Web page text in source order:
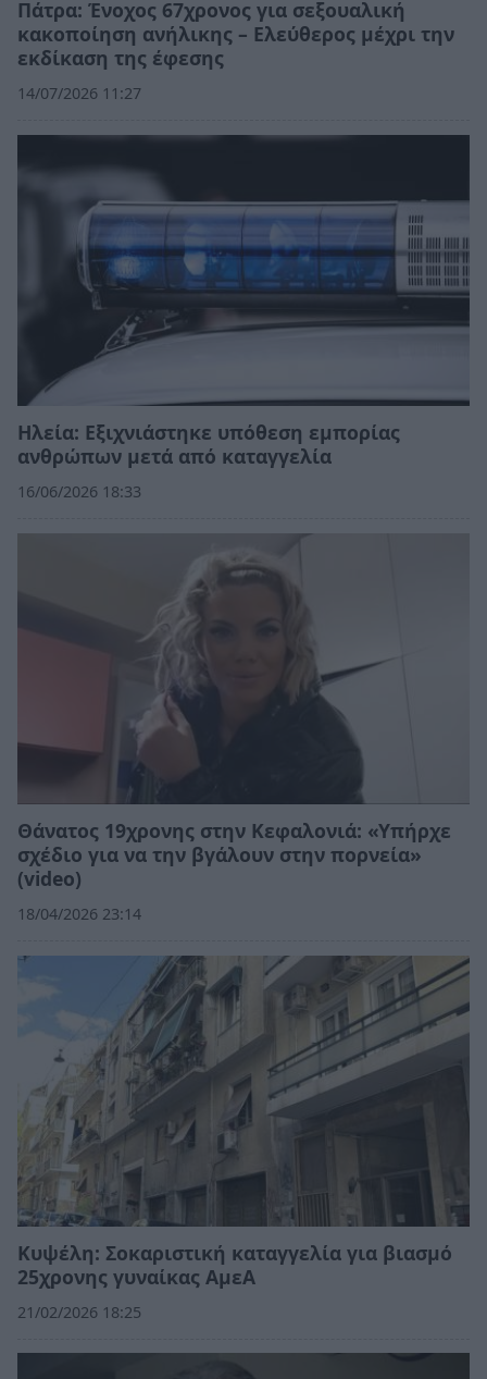
Πάτρα: Ένοχος 67χρονος για σεξουαλική
κακοποίηση ανήλικης – Ελεύθερος μέχρι την
εκδίκαση της έφεσης
14/07/2026 11:27
Ηλεία: Εξιχνιάστηκε υπόθεση εμπορίας
ανθρώπων μετά από καταγγελία
16/06/2026 18:33
Θάνατος 19χρονης στην Κεφαλονιά: «Υπήρχε
σχέδιο για να την βγάλουν στην πορνεία»
(video)
18/04/2026 23:14
Κυψέλη: Σοκαριστική καταγγελία για βιασμό
25χρονης γυναίκας ΑμεΑ
21/02/2026 18:25